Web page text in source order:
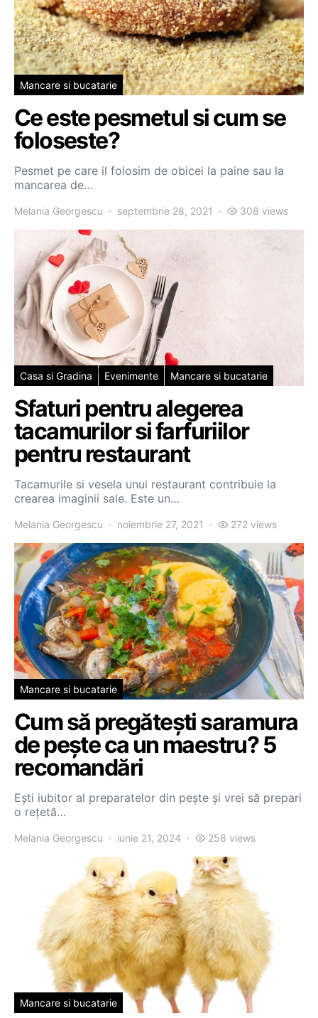
Mancare si bucatarie
Ce este pesmetul si cum se
foloseste?
Pesmet pe care il folosim de obicei la paine sau la
mancarea de…
Melania Georgescu septembrie 28, 2021 308 views
Casa si Gradina Evenimente Mancare si bucatarie
Sfaturi pentru alegerea
tacamurilor si farfuriilor
pentru restaurant
Tacamurile si vesela unui restaurant contribuie la
crearea imaginii sale. Este un…
Melania Georgescu noiembrie 27, 2021 272 views
Mancare si bucatarie
Cum să pregătești saramura
de pește ca un maestru? 5
recomandări
Ești iubitor al preparatelor din pește și vrei să prepari
o rețetă…
Melania Georgescu iunie 21, 2024 258 views
Mancare si bucatarie